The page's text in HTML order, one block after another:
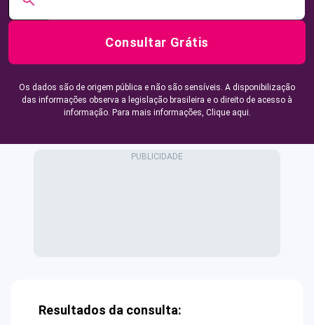
Consultar Grátis
Os dados são de origem pública e não são sensíveis. A disponibilização
das informações observa a legislação brasileira e o direito de acesso à
informação. Para mais informações, Clique aqui.
Resultados da consulta: